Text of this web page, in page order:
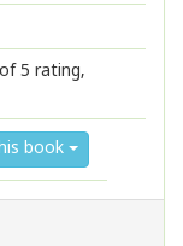
5 rating,
book